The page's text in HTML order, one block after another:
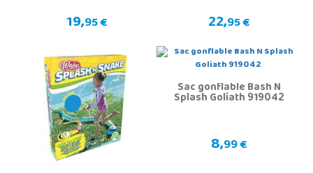
19,95 € 22,95 €
Sac gonflable Bash N
Splash Goliath 919042
8,99 €